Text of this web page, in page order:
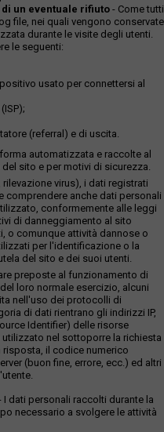
un eventuale rifiuto - Come tutti
file, nei quali vengono conservate
durante le visite degli utenti.
le seguenti:
usato per connettersi al
(referral) e di uscita.
automatizzata e raccolte al
sito e per motivi di sicurezza.
virus), i dati registrati
comprendere anche dati personali
conformemente alle leggi
di danneggiamento al sito
o comunque attività dannose o
per l'identificazione o la
del sito e dei suoi utenti.
preposte al funzionamento di
loro normale esercizio, alcuni
nell'uso dei protocolli di
di dati rientrano gli indirizzi IP,
Identifier) delle risorse
nel sottoporre la richiesta
risposta, il codice numerico
(buon fine, errore, ecc.) ed altri
I dati personali raccolti durante la
necessario a svolgere le attività